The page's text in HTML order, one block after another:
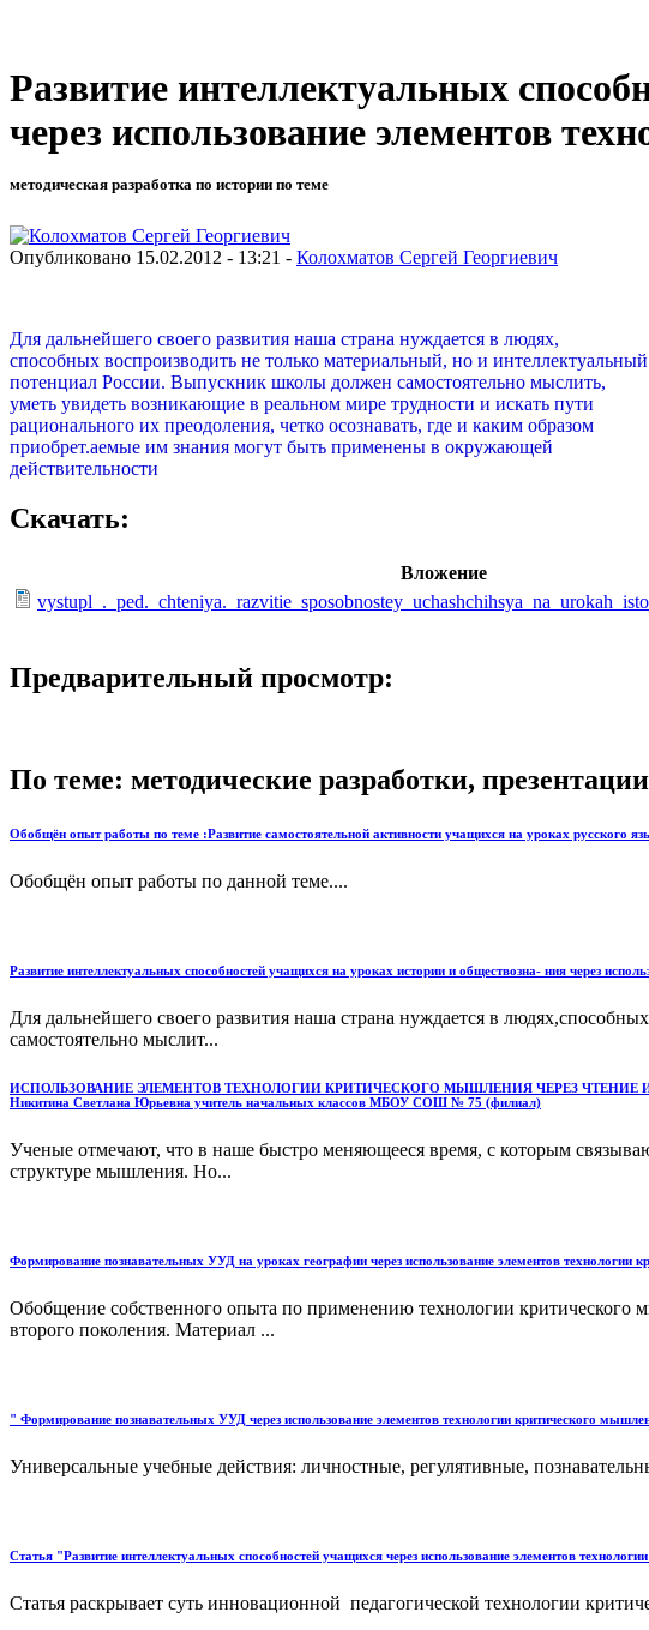
Развитие интеллектуальных
через использование элементов
методическая разработка по истории по теме
Опубликовано 15.02.2012 - 13:21 - Колохматов Сергей Георгиевич
Для дальнейшего своего развития наша страна нуждается в людях,
способных воспроизводить не только материальный, но и интеллектуальный
потенциал России. Выпускник школы должен самостоятельно мыслить,
уметь увидеть возникающие в реальном мире трудности и искать пути
рационального их преодоления, четко осознавать, где и каким образом
приобрет.аемые им знания могут быть применены в окружающей
действительности
Скачать:
Вложение
Предварительный просмотр:
По теме: методические разработки,
Обобщён опыт работы по теме :Развитие самостоятельной активности учащихся на уроках русского
Обобщён опыт работы по данной теме....
Развитие интеллектуальных способностей учащихся на уроках истории и обществозна- ния через
Для дальнейшего своего развития наша страна нуждается в
самостоятельно мыслит...
ИСПОЛЬЗОВАНИЕ ЭЛЕМЕНТОВ ТЕХНОЛОГИИ КРИТИЧЕСКОГО МЫШЛЕНИЯ ЧЕРЕЗ
Никитина Светлана Юрьевна учитель начальных классов МБОУ СОШ № 75 (филиал)
Ученые отмечают, что в наше быстро меняющееся время, с которым
структуре мышления. Но...
Формирование познавательных УУД на уроках географии через использование элементов технологии
Обобщение собственного опыта по применению технологии критического
второго поколения. Материал ...
" Формирование познавательных УУД через использование элементов технологии
Универсальные учебные действия: личностные, регулятивные,
Статья "Развитие интеллектуальных способностей учащихся через использование элементов
Статья раскрывает суть инновационной педагогической технологии